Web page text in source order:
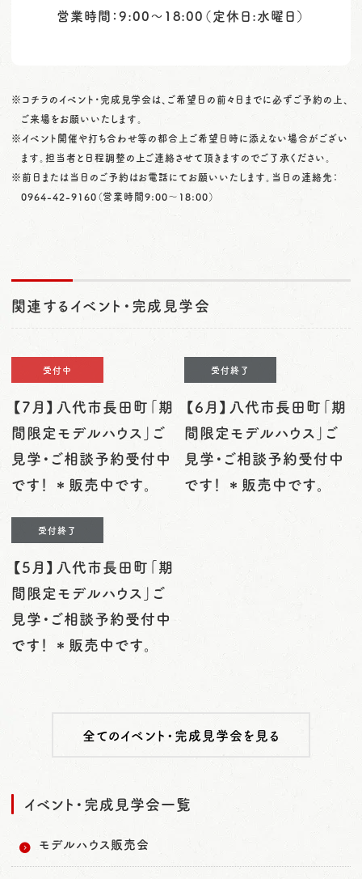
営業時間：9:00～18:00（定休日:水曜日）
※コチラのイベント・完成見学会は、ご希望日の前々日までに必ずご予約の上、
ご来場をお願いいたします。
※イベント開催や打ち合わせ等の都合上ご希望日時に添えない場合がござい
ます。担当者と日程調整の上ご連絡させて頂きますのでご了承ください。
※前日または当日のご予約はお電話にてお願いいたします。当日の連絡先：
0964-42-9160（営業時間9:00〜18:00）
関連するイベント・完成見学会
受付中
【7月】八代市長田町「期
間限定モデルハウス」ご
見学・ご相談予約受付中
です！ ＊販売中です。
受付終了
【6月】八代市長田町「期
間限定モデルハウス」ご
見学・ご相談予約受付中
です！ ＊販売中です。
受付終了
【5月】八代市長田町「期
間限定モデルハウス」ご
見学・ご相談予約受付中
です！ ＊販売中です。
全てのイベント・完成見学会を見る
イベント・完成見学会一覧
モデルハウス販売会